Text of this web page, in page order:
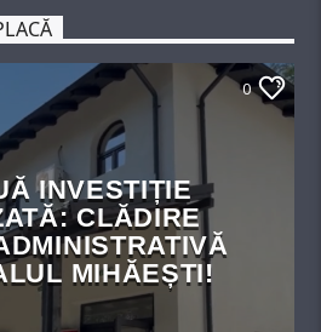
0
INVESTIȚIE
CLĂDIRE
MIHĂEȘTI!​